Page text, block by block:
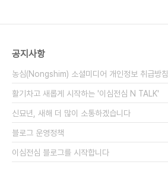
공지사항
농심(Nongshim) 소셜미디어 개인정보 취급방침
활기차고 새롭게 시작하는 '이심전심 N TALK'
신묘년, 새해 더 많이 소통하겠습니다
블로그 운영정책
이심전심 블로그를 시작합니다